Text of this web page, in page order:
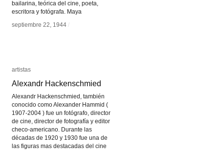
bailarina, teórica del cine, poeta,
escritora y fotógrafa. Maya
septiembre 22, 1944 /
septiembre 22, 1944 /
artistas
Alexandr Hackenschmied
Alexandr Hackenschmied, también
conocido como Alexander Hammid (
1907-2004 ) fue un fotógrafo, director
de cine, director de fotografía y editor
checo-americano. Durante las
décadas de 1920 y 1930 fue una de
las figuras mas destacadas del cine
artistas
Alexandr Hackenschmied